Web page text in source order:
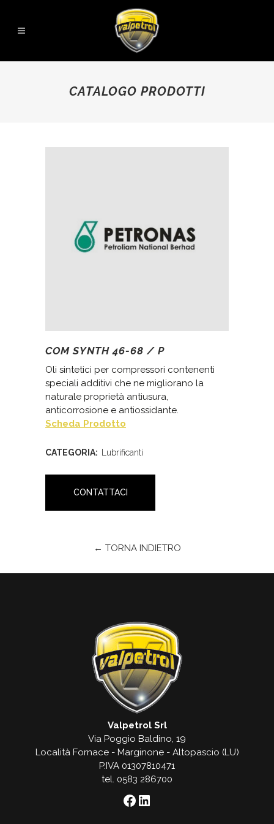
CATALOGO PRODOTTI
COM SYNTH 46-68 / P
Oli sintetici per compressori contenenti
speciali additivi che ne migliorano la
naturale proprietà antiusura,
anticorrosione e antiossidante.
Scheda Prodotto
CATEGORIA: Lubrificanti
CONTATTACI
← TORNA INDIETRO
Valpetrol Srl
Via Poggio Baldino, 19
Località Fornace - Marginone - Altopascio (LU)
P.IVA 01307810471
tel. 0583 286700
Facebook
LinkedIn